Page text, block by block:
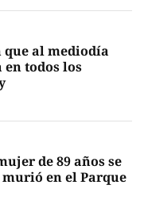
que al mediodía
todos los
de 89 años se
murió en el Parque